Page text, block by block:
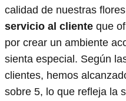
calidad de nuestras
servicio al cliente que
por crear un ambiente
sienta especial. Según
clientes, hemos
sobre 5, lo que refleja la